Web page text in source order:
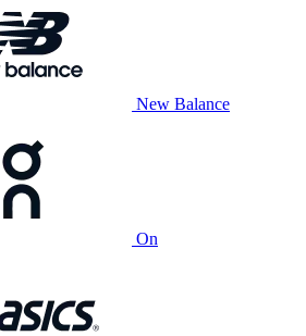
New Balance
On